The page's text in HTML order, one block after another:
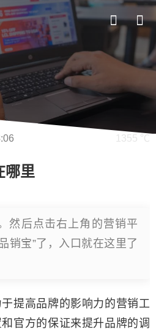
1355 ℃
哪里
然后点击右上角的营销平
销宝”了，入口就在这里了
提高品牌的影响力的营销工
官方的保证来提升品牌的调